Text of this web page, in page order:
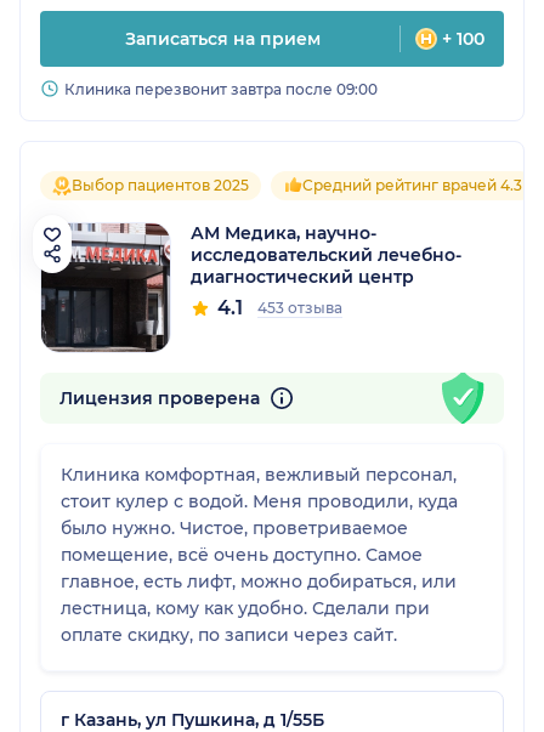
Записаться на прием + 100
Клиника перезвонит завтра после 09:00
Выбор пациентов 2025 Средний рейтинг врачей 4.3
АМ Медика, научно-
исследовательский лечебно-
диагностический центр
4.1 453 отзыва
Лицензия проверена
Клиника комфортная, вежливый персонал,
стоит кулер с водой. Меня проводили, куда
было нужно. Чистое, проветриваемое
помещение, всё очень доступно. Самое
главное, есть лифт, можно добираться, или
лестница, кому как удобно. Сделали при
оплате скидку, по записи через сайт.
г Казань, ул Пушкина, д 1/55Б